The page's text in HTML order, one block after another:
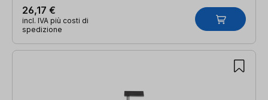
26,17 €
incl. IVA più costi di
spedizione